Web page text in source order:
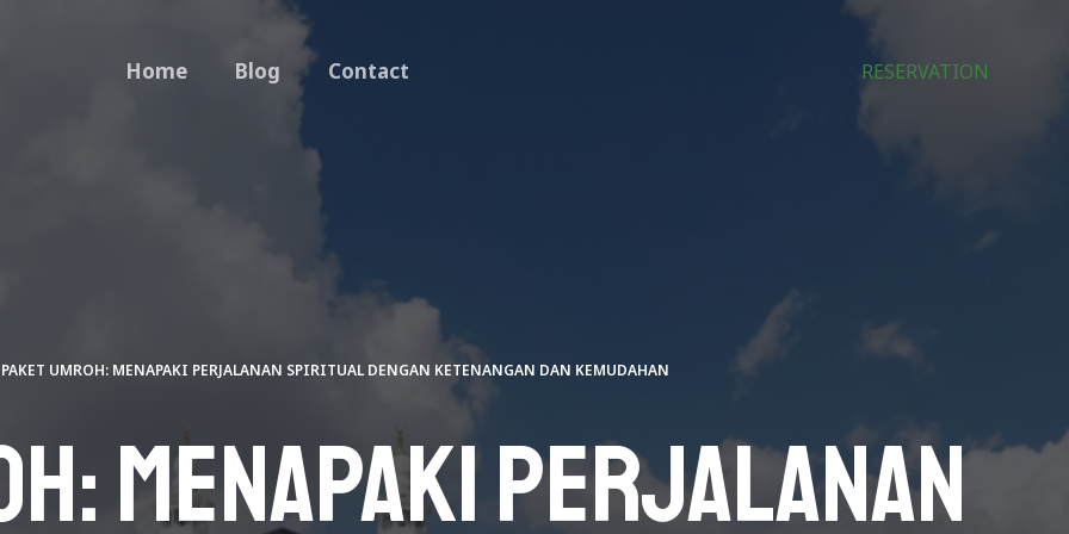
Home Blog Contact RESERVATION
PAKET UMROH: MENAPAKI PERJALANAN SPIRITUAL DENGAN KETENANGAN DAN KEMUDAHAN
Menapaki Perjalanan